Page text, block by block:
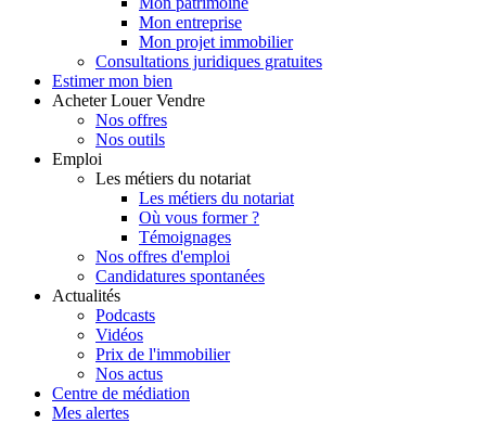
Mon entreprise
Mon projet immobilier
Consultations juridiques gratuites
Estimer mon bien
Acheter Louer Vendre
Nos offres
Nos outils
Emploi
Les métiers du notariat
Les métiers du notariat
Où vous former ?
Témoignages
Nos offres d'emploi
Candidatures spontanées
Actualités
Podcasts
Vidéos
Prix de l'immobilier
Nos actus
Centre de médiation
Mes alertes